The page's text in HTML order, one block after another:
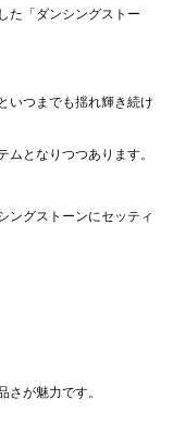
た「ダンシングストー
いつまでも揺れ輝き続け
となりつつあります。
ングストーンにセッティ
さが魅力です。